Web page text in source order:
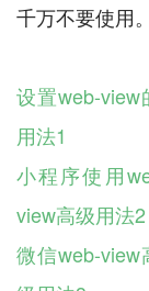
千万不要使用。
设置web-
用法1
小程序使用
view高级用法2
微信web-